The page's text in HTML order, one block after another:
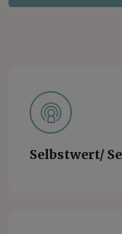
Selbstwert/